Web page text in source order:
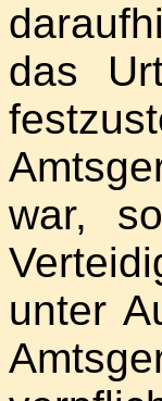
das
war,
unter